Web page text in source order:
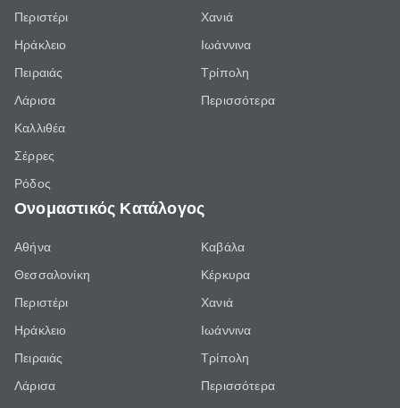
Περιστέρι
Ηράκλειο
Πειραιάς
Λάρισα
Καλλιθέα
Σέρρες
Ρόδος
Χανιά
Ιωάννινα
Τρίπολη
Περισσότερα
Ονομαστικός Κατάλογος
Αθήνα
Θεσσαλονίκη
Περιστέρι
Ηράκλειο
Πειραιάς
Λάρισα
Καβάλα
Κέρκυρα
Χανιά
Ιωάννινα
Τρίπολη
Περισσότερα